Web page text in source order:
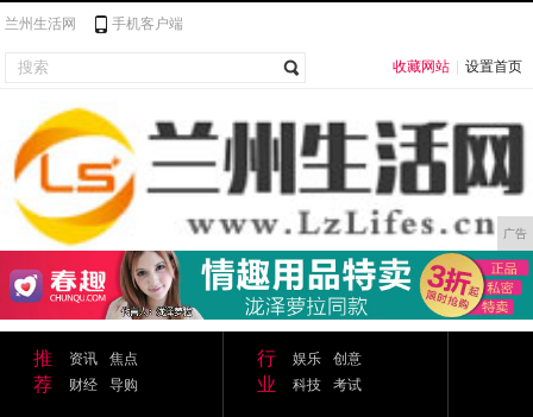
兰州生活网 手机客户端
收藏网站 设置首页
广告
推
荐
资讯
焦点
财经
导购
行
业
娱乐
创意
科技
考试